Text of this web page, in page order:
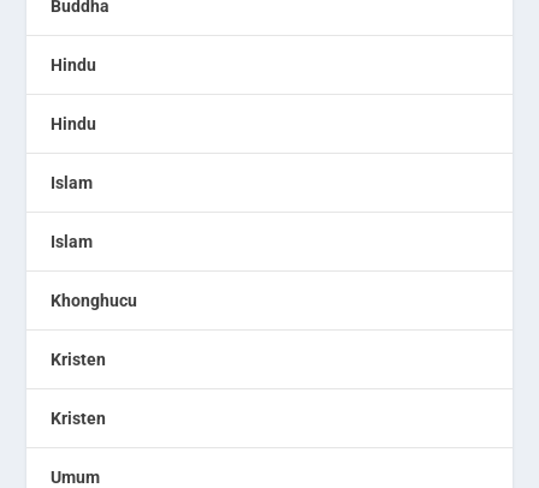
Buddha
Hindu
Hindu
Islam
Islam
Khonghucu
Kristen
Kristen
Umum